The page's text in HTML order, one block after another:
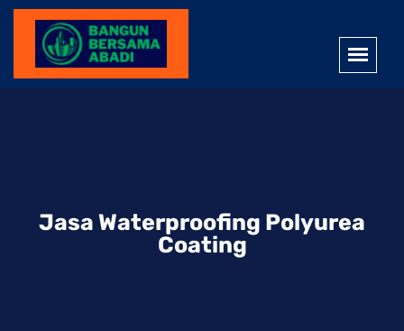
Jasa Waterproofing Polyurea
Coating